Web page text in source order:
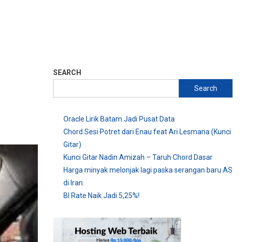
SEARCH
Search
Oracle Lirik Batam Jadi Pusat Data
Chord Sesi Potret dari Enau feat Ari Lesmana (Kunci
Gitar)
Kunci Gitar Nadin Amizah – Taruh Chord Dasar
Harga minyak melonjak lagi paska serangan baru AS
di Iran.
BI Rate Naik Jadi 5,25%!